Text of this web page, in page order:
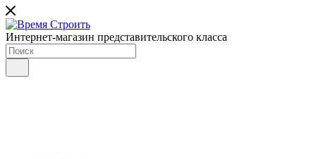
Интернет-магазин представительского класса